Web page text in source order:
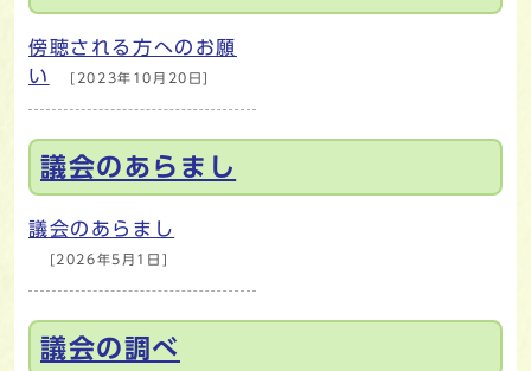
傍聴される方へのお願
い
[2023年10月20日]
議会のあらまし
議会のあらまし
[2026年5月1日]
議会の調べ